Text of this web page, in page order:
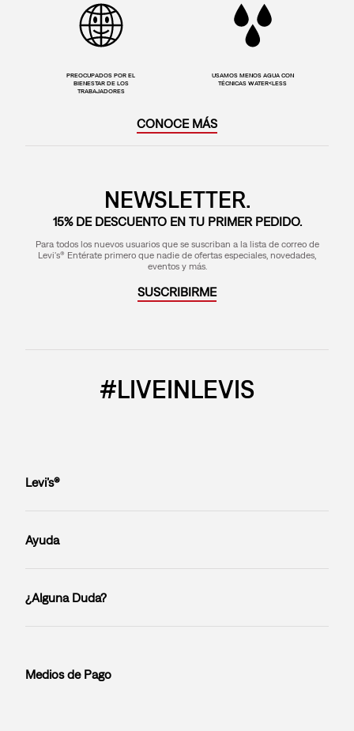
PREOCUPADOS POR EL
BIENESTAR DE LOS
TRABAJADORES
USAMOS MENOS AGUA CON
TÉCNICAS WATER<LESS
CONOCE MÁS
NEWSLETTER.
15% DE DESCUENTO EN TU PRIMER PEDIDO.
Para todos los nuevos usuarios que se suscriban a la lista de correo de
Levi's® Entérate primero que nadie de ofertas especiales, novedades,
eventos y más.
SUSCRIBIRME
#LIVEINLEVIS
Levi’s®
Ayuda
¿Alguna Duda?
Medios de Pago